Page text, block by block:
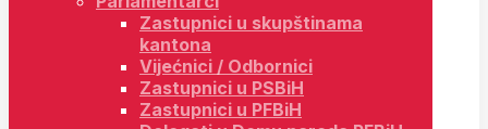
Zastupnici u skupštinama
kantona
Vijećnici / Odbornici
Zastupnici u PSBiH
Zastupnici u PFBiH